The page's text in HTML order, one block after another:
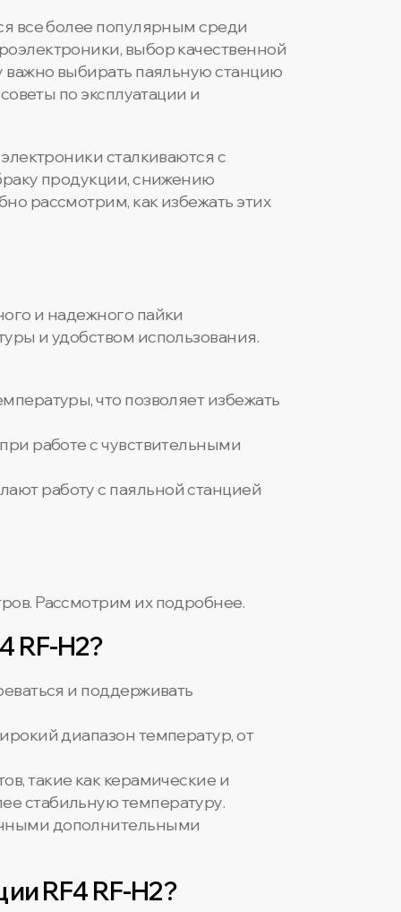
все более популярным среди
выбор качественной
важно выбирать паяльную станцию
по эксплуатации и
сталкиваются с
продукции, снижению
рассмотрим, как избежать этих
и надежного пайки
и удобством использования.
что позволяет избежать
работе с чувствительными
работу с паяльной станцией
Рассмотрим их подробнее.
RF-H2?
и поддерживать
диапазон температур, от
такие как керамические и
стабильную температуру.
дополнительными
RF4 RF-H2?